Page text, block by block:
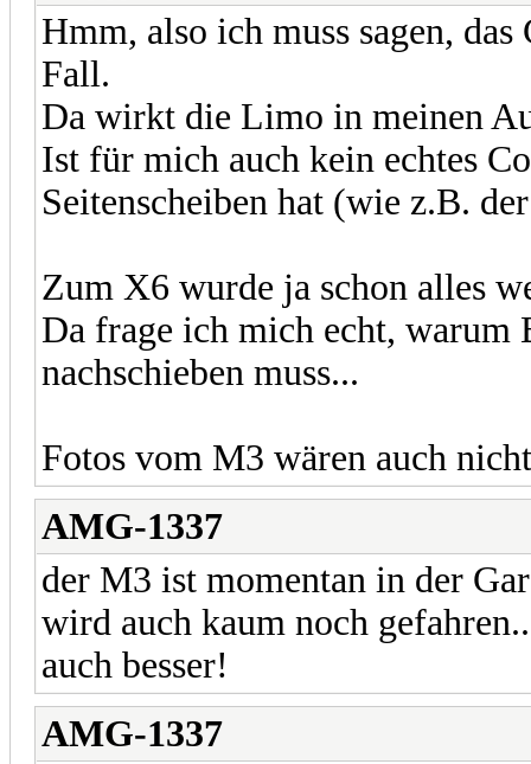
Hmm, also ich muss sagen,
Fall.
Da wirkt die Limo in meinen
Ist für mich auch kein echtes
Seitenscheiben hat (wie z.B.
Zum X6 wurde ja schon alles
Da frage ich mich echt,
nachschieben muss...
Fotos vom M3 wären auch
AMG-1337
der M3 ist momentan in der
wird auch kaum noch
auch besser!
AMG-1337